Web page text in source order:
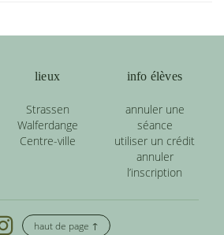
lieux
Strassen
Walferdange
Centre-ville
info élèves
annuler une
séance
utiliser un crédit
annuler
l’inscription
haut de page ↑